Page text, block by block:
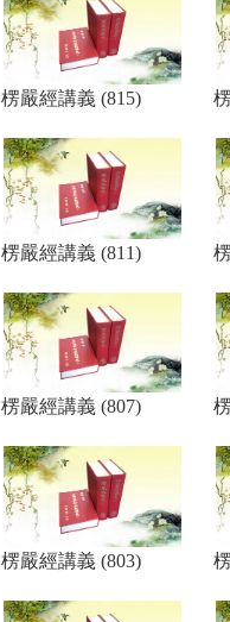
楞嚴經講義 (815)
楞嚴經講義 (811)
楞嚴經講義 (807)
楞嚴經講義 (803)